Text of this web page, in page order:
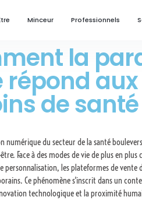
Minceur Professionnels
la
répond
de santé
numérique du secteur de la santé
Face à des modes de vie de plus en
personnalisation, les plateformes de
Ce phénomène s'inscrit dans un
technologique et la proximité